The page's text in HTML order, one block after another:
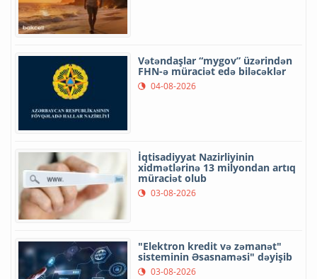
Vətəndaşlar “mygov” üzərindən
FHN-ə müraciət edə biləcəklər
04-08-2026
İqtisadiyyat Nazirliyinin
xidmətlərinə 13 milyondan artıq
müraciət olub
03-08-2026
"Elektron kredit və zəmanət"
sisteminin Əsasnaməsi" dəyişib
03-08-2026